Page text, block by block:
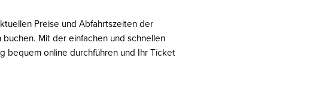
Preise und Abfahrtszeiten der
Mit der einfachen und schnellen
bequem online durchführen und Ihr Ticket